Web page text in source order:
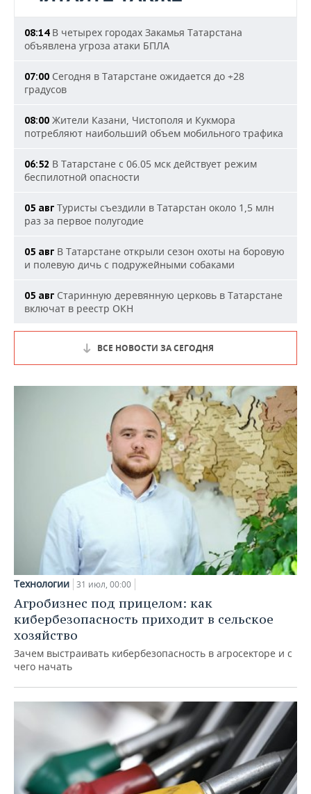
08:14В четырех городах Закамья Татарстана
объявлена угроза атаки БПЛА
07:00 Сегодня в Татарстане ожидается до +28
градусов
08:00 Жители Казани, Чистополя и Кукмора
потребляют наибольший объем мобильного трафика
06:52 В Татарстане с 06.05 мск действует режим
беспилотной опасности
05 авг Туристы съездили в Татарстан около 1,5 млн
раз за первое полугодие
05 авг В Татарстане открыли сезон охоты на боровую
и полевую дичь с подружейными собаками
05 авг Старинную деревянную церковь в Татарстане
включат в реестр ОКН
ВСЕ НОВОСТИ ЗА СЕГОДНЯ
Технологии 31 июл, 00:00
Агробизнес под прицелом: как
кибербезопасность приходит в сельское
хозяйство
Зачем выстраивать кибербезопасность в агросекторе и с
чего начать